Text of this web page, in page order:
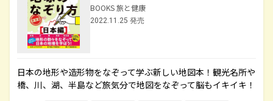
BOOKS 旅と健康
2022.11.25 発売
日本の地形や造形物をなぞって学ぶ新しい地図本！観光名所や
橋、川、湖、半島など旅気分で地図をなぞって脳もイキイキ！